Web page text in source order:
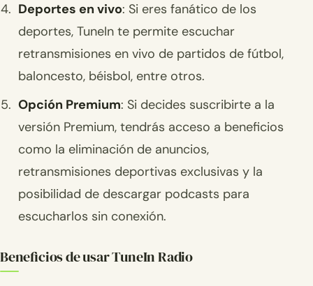
Deportes en vivo: Si eres fanático de los
deportes, TuneIn te permite escuchar
retransmisiones en vivo de partidos de fútbol,
baloncesto, béisbol, entre otros.
Opción Premium: Si decides suscribirte a la
versión Premium, tendrás acceso a beneficios
como la eliminación de anuncios,
retransmisiones deportivas exclusivas y la
posibilidad de descargar podcasts para
escucharlos sin conexión.
Beneficios de usar TuneIn Radio